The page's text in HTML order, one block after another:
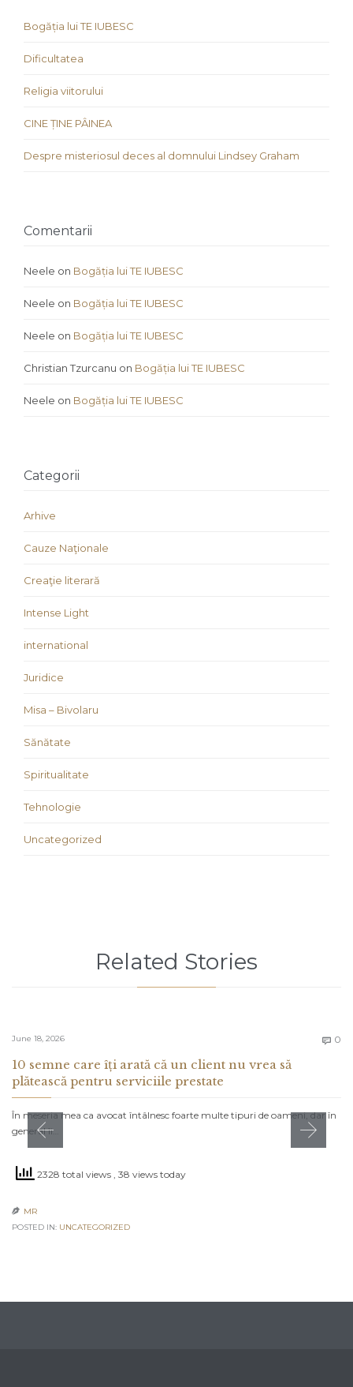
Bogăția lui TE IUBESC
Dificultatea
Religia viitorului
CINE ȚINE PÂINEA
Despre misteriosul deces al domnului Lindsey Graham
Comentarii
Neele on Bogăția lui TE IUBESC
Neele on Bogăția lui TE IUBESC
Neele on Bogăția lui TE IUBESC
Christian Tzurcanu on Bogăția lui TE IUBESC
Neele on Bogăția lui TE IUBESC
Categorii
Arhive
Cauze Naţionale
Creaţie literară
Intense Light
international
Juridice
Misa – Bivolaru
Sănătate
Spiritualitate
Tehnologie
Uncategorized
Related Stories
June 18, 2026  0
10 semne care îți arată că un client nu vrea să
plătească pentru serviciile prestate
În meseria mea ca avocat întâlnesc foarte multe tipuri de oameni, dar în
general îi…
2328 total views , 38 views today
 MR
POSTED IN: UNCATEGORIZED